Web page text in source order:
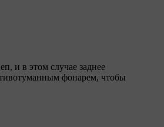
и в этом случае заднее
фонарем, чтобы